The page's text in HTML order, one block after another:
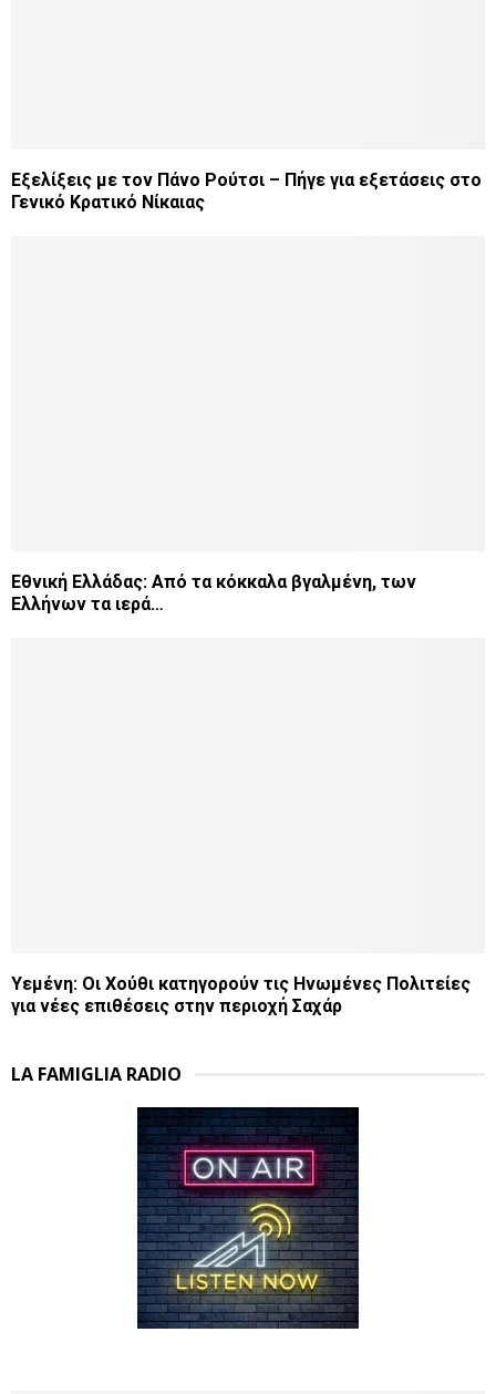
Εξελίξεις με τον Πάνο Ρούτσι – Πήγε για εξετάσεις στο
Γενικό Κρατικό Νίκαιας
Εθνική Ελλάδας: Από τα κόκκαλα βγαλμένη, των
Ελλήνων τα ιερά…
Υεμένη: Οι Χούθι κατηγορούν τις Ηνωμένες Πολιτείες
για νέες επιθέσεις στην περιοχή Σαχάρ
LA FAMIGLIA RADIO